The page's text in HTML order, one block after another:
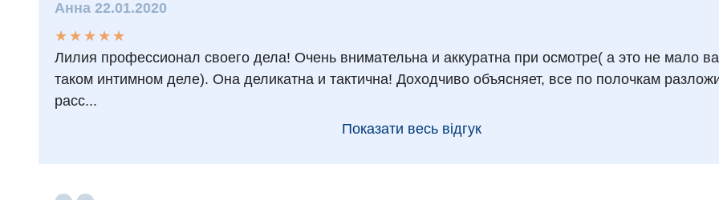
Анна 22.01.2020
★
★
★
★
★
★ ★ ★ ★ ★
Лилия профессионал своего дела! Очень внимательна и аккуратна при осмотре( а это не мало
таком интимном деле). Она деликатна и тактична! Доходчиво объясняет, все по полочкам
расс...
Показати весь відгук